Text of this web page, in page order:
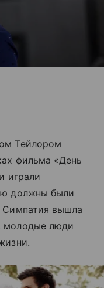
Тейлором
фильма «День
играли
должны были
Симпатия вышла
молодые люди